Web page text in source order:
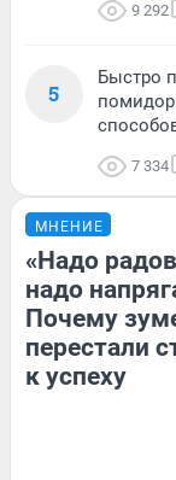
9 292
5
Быстро
7 334
МНЕНИЕ
«Надо
надо
Почему
перестали
к успеху